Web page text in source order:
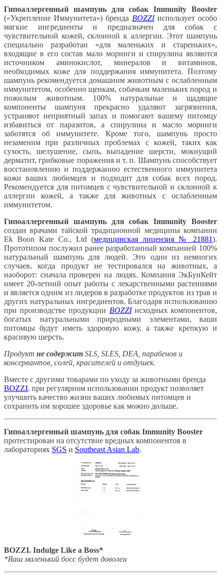
Гипоаллергенный шампунь для собак Immunity Booster
(«Укрепление Иммунитета») бренда BOZZIиспользует особо
мягкие ингредиенты и предназначен для собак с
чувствительной кожей, склонной к аллергии. Этот шампунь
специально разработан «для маленьких и стареньких»,
входящие в его состав мало моринги и спирулина являются
источником аминокислот, минералов и витаминов,
необходимых коже для поддержания иммунитета. Поэтому
шампунь рекомендуется домашним животным с ослабленным
иммунитетом, особенно щенкам, собачкам маленьких пород и
пожилым животным. 100% натуральные и щадящие
компоненты шампуня прекрасно удаляют загрязнения,
устраняют неприятный запах и помогают вашему питомцу
избавиться от паразитов, а спирулина и масло моринги
заботятся об иммунитете. Кроме того, шампунь просто
незаменим при различных проблемах с кожей, таких как
сухость, шелушение, сыпь, выпадение шерсти, мокнущий
дерматит, грибковые поражения и т. п. Шампунь способствует
восстановлению и поддержанию естественного иммунитета
кожи ваших любимцев и подходит для собак всех пород.
Рекомендуется для питомцев с чувствительной и склонной к
аллергии кожей, а также для животных с ослабленным
иммунитетом.
Гипоаллергенный шампунь для собак Immunity Booster
создан врачами тайской традиционной медицины компании
Ek Boon Kate Co., Ltd (медицинская лицензия № 21881).
Прототипом послужил ранее разработанный компанией 100%
натуральный шампунь для людей. Это один из немногих
случаев, когда продукт не тестировался на животных, а
наоборот: сначала проверен на людях. Компания ЭкБунКейт
имеет 20-летний опыт работы с лекарственными растениями
и является одним из лидеров в разработке продуктов из трав и
других натуральных ингредиентов. Благодаря использованию
при производстве продукции BOZZIисходных компонентов,
богатых натуральными природными элементами, ваши
питомцы будут иметь здоровую кожу, а также крепкую и
красивую шерсть.
Продукт не содержит SLS, SLES, DEA, парабенов и
консервантов, солей, красителей и отдушек.
Вместе с другими товарами по уходу за животными бренда
BOZZI, при регулярном использовании продукт позволяет
улучшить качество жизни ваших любимых питомцев и
сохранить им хорошее здоровье как можно дольше.
Гипоаллергенный шампунь для собак Immunity Booster
протестирован на отсутствие вредных компонентов в
лабораториях SGS и Southeast Asian Lab.
BOZZI. Indulge Like a Boss*
*Ваш маленький босс будет доволен